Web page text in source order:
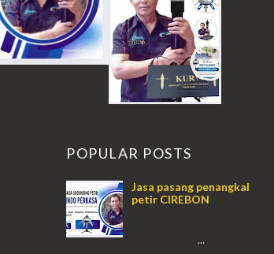
POPULAR POSTS
Jasa pasang penangkal
petir CIREBON
...